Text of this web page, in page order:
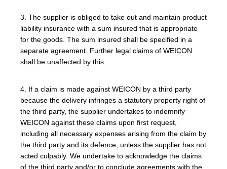
3. The supplier is obliged to take out and maintain product
liability insurance with a sum insured that is appropriate
for the goods. The sum insured shall be specified in a
separate agreement. Further legal claims of WEICON
shall be unaffected by this.
4. If a claim is made against WEICON by a third party
because the delivery infringes a statutory property right of
the third party, the supplier undertakes to indemnify
WEICON against these claims upon first request,
including all necessary expenses arising from the claim by
the third party and its defence, unless the supplier has not
acted culpably. We undertake to acknowledge the claims
of the third party and/or to conclude agreements with the